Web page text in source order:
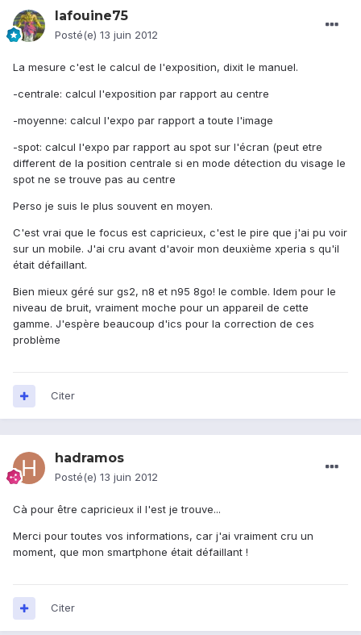
lafouine75
Posté(e) 13 juin 2012
La mesure c'est le calcul de l'exposition, dixit le manuel.
-centrale: calcul l'exposition par rapport au centre
-moyenne: calcul l'expo par rapport a toute l'image
-spot: calcul l'expo par rapport au spot sur l'écran (peut etre
different de la position centrale si en mode détection du visage le
spot ne se trouve pas au centre
Perso je suis le plus souvent en moyen.
C'est vrai que le focus est capricieux, c'est le pire que j'ai pu voir
sur un mobile. J'ai cru avant d'avoir mon deuxième xperia s qu'il
était défaillant.
Bien mieux géré sur gs2, n8 et n95 8go! le comble. Idem pour le
niveau de bruit, vraiment moche pour un appareil de cette
gamme. J'espère beaucoup d'ics pour la correction de ces
problème
Citer
hadramos
Posté(e) 13 juin 2012
Cà pour être capricieux il l'est je trouve...
Merci pour toutes vos informations, car j'ai vraiment cru un
moment, que mon smartphone était défaillant !
Citer